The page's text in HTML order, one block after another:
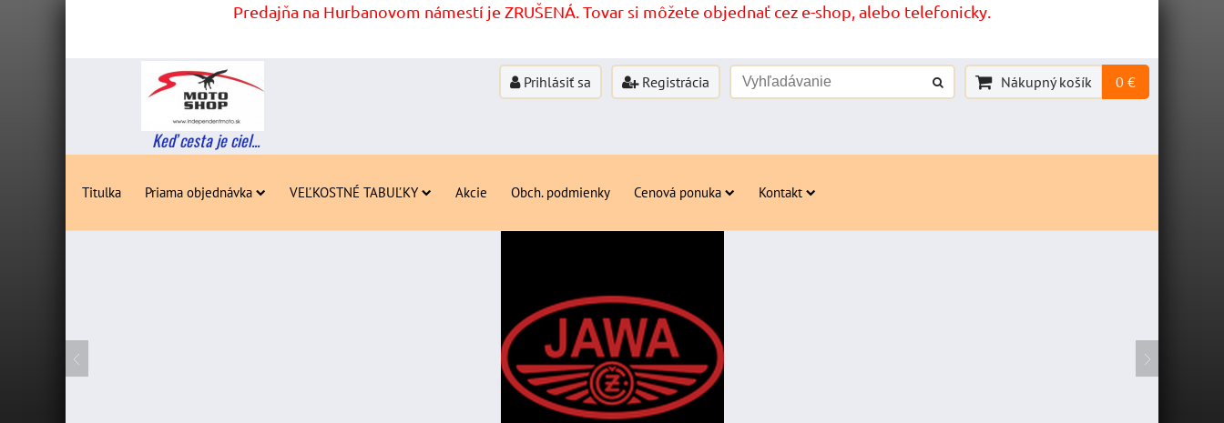
Predajňa na Hurbanovom námestí je ZRUŠENÁ. Tovar si môžete objednať cez e-shop, alebo telefonicky.
Keď cesta je ciel...
Prihlásiť sa Registrácia Nákupný košík 0 €
Titulka Priama objednávka VEĽKOSTNÉ TABUĽKY Akcie Obch. podmienky Cenová ponuka Kontakt